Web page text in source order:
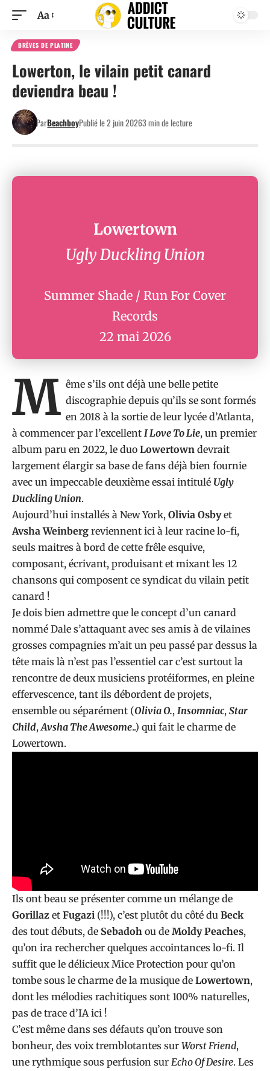
Aa
BRÈVES DE PLATINE
Lowerton, le vilain petit canard
deviendra beau !
ParBeachboyPublié le 2 juin 20263 min de lecture
Lowertown
Ugly Duckling Union
Summer Shade / Run For Cover
Records
22 mai 2026
M ême s’ils ont déjà une belle petite
discographie depuis qu’ils se sont formés
en 2018 à la sortie de leur lycée d’Atlanta,
à commencer par l’excellent I Love To Lie, un premier
album paru en 2022, le duo Lowertown devrait
largement élargir sa base de fans déjà bien fournie
avec un impeccable deuxième essai intitulé Ugly
Duckling Union.
Aujourd’hui installés à New York, Olivia Osbyet
Avsha Weinberg reviennent ici à leur racine lo-fi,
seuls maitres à bord de cette frêle esquive,
composant, écrivant, produisant et mixant les 12
chansons qui composent ce syndicat du vilain petit
canard !
Je dois bien admettre que le concept d’un canard
nommé Dale s’attaquant avec ses amis à de vilaines
grosses compagnies m’ait un peu passé par dessus la
tête mais là n’est pas l’essentiel car c’est surtout la
rencontre de deux musiciens protéiformes, en pleine
effervescence, tant ils débordent de projets,
ensemble ou séparément (Olivia O., Insomniac, Star
Child,Avsha The Awesome..) qui fait le charme de
Lowertown.
Ils ont beau se présenter comme un mélange de
Gorillaz et Fugazi (!!!), c’est plutôt du côté du Beck
des tout débuts, de Sebadoh ou de Moldy Peaches,
qu’on ira rechercher quelques accointances lo-fi. Il
suffit que le délicieux Mice Protection pour qu’on
tombe sous le charme de la musique de Lowertown,
dont les mélodies rachitiques sont 100% naturelles,
pas de trace d’IA ici !
C’est même dans ses défauts qu’on trouve son
bonheur, des voix tremblotantes sur Worst Friend,
une rythmique sous perfusion sur Echo Of Desire. Les